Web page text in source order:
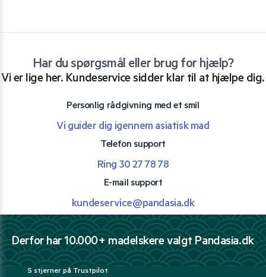
Har du spørgsmål eller brug for hjælp?
Vi er lige her. Kundeservice sidder klar til at hjælpe dig.
Personlig rådgivning med et smil
Vi guider dig igennem asiatisk mad
Telefon support
Ring 30 27 78 78
E-mail support
kundeservice@pandasia.dk
Derfor har 10.000+ madelskere valgt Pandasia.dk
5 stjerner på Trustpilot